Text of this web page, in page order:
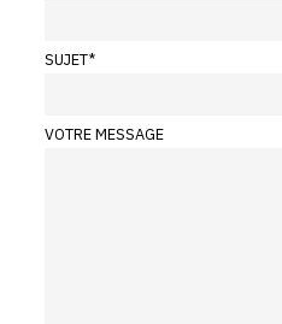
SUJET*
VOTRE MESSAGE